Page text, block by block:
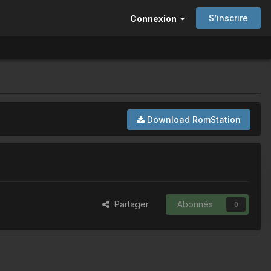
Connexion S’inscrire
Download RomStation
Partager Abonnés 0